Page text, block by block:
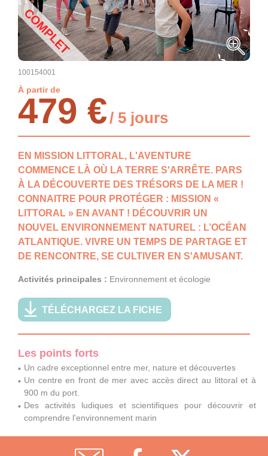
COMPLET
100154001
À partir de
479 €/ 5 jours
EN MISSION LITTORAL, L'AVENTURE
COMMENCE LÀ OÙ LA TERRE S'ARRÊTE. PARS
À LA DÉCOUVERTE DES TRÉSORS DE LA MER !
CONNAITRE POUR PROTÉGER : MISSION «
LITTORAL » EN AVANT ! DÉCOUVRIR UN
NOUVEL ENVIRONNEMENT NATUREL : L’OCÉAN
ATLANTIQUE. VIVRE UN TEMPS DE PARTAGE ET
DE RENCONTRE, SE CULTIVER EN S'AMUSANT.
Activités principales : Environnement et écologie
TÉLÉCHARGEZ LA FICHE
Les points forts
Un cadre exceptionnel entre mer, nature et découvertes
Un centre en front de mer avec accès direct au littoral et à
900 m du port.
Des activités ludiques et scientifiques pour découvrir et
comprendre l'environnement marin